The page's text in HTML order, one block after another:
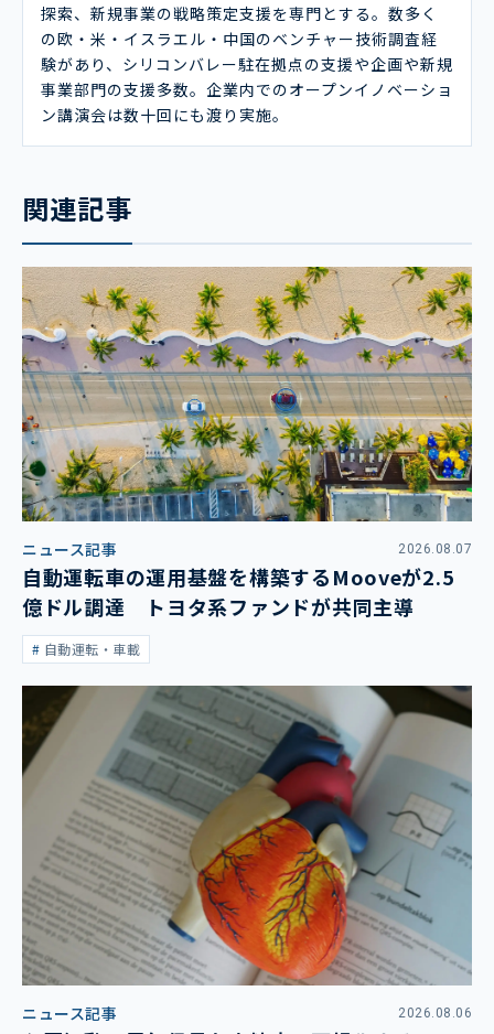
探索、新規事業の戦略策定支援を専門とする。数多く
の欧・米・イスラエル・中国のベンチャー技術調査経
験があり、シリコンバレー駐在拠点の支援や企画や新規
事業部門の支援多数。企業内でのオープンイノベーショ
ン講演会は数十回にも渡り実施。
関連記事
ニュース記事 2026.08.07
自動運転車の運用基盤を構築するMooveが2.5
億ドル調達 トヨタ系ファンドが共同主導
自動運転・車載
ニュース記事 2026.08.06